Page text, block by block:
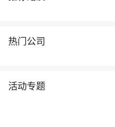
热门公司
活动专题